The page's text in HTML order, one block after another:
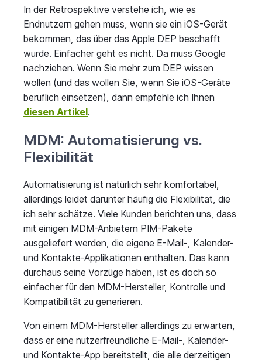
In der Retrospektive verstehe ich, wie es
Endnutzern gehen muss, wenn sie ein iOS-Gerät
bekommen, das über das Apple DEP beschafft
wurde. Einfacher geht es nicht. Da muss Google
nachziehen. Wenn Sie mehr zum DEP wissen
wollen (und das wollen Sie, wenn Sie iOS-Geräte
beruflich einsetzen), dann empfehle ich Ihnen
diesen Artikel.
MDM: Automatisierung vs.
Flexibilität
Automatisierung ist natürlich sehr komfortabel,
allerdings leidet darunter häufig die Flexibilität, die
ich sehr schätze. Viele Kunden berichten uns, dass
mit einigen MDM-Anbietern PIM-Pakete
ausgeliefert werden, die eigene E-Mail-, Kalender-
und Kontakte-Applikationen enthalten. Das kann
durchaus seine Vorzüge haben, ist es doch so
einfacher für den MDM-Hersteller, Kontrolle und
Kompatibilität zu generieren.
Von einem MDM-Hersteller allerdings zu erwarten,
dass er eine nutzerfreundliche E-Mail-, Kalender-
und Kontakte-App bereitstellt, die alle derzeitigen